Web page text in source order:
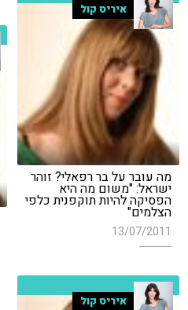
איריס קול
מה עובר על בר רפאלי? זוהר
ישראל: "משום מה היא
הפסיקה להיות תוקפנית כלפי
הצלמים"
13/07/2011
איריס קול